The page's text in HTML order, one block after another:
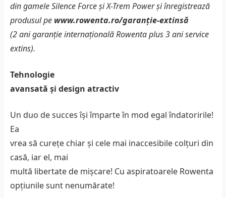
din gamele Silence Force și X-Trem Power și înregistrează
produsul pe www.rowenta.ro/garanție-extinsă
(2 ani garanție internațională Rowenta plus 3 ani service
extins).
Tehnologie
avansată și design atractiv
Un duo de succes își împarte în mod egal îndatoririle!
Ea
vrea să curețe chiar și cele mai inaccesibile colțuri din
casă, iar el, mai
multă libertate de mișcare! Cu aspiratoarele Rowenta
opțiunile sunt nenumărate!